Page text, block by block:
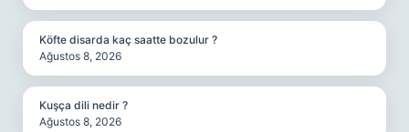
Köfte disarda kaç saatte bozulur ?
Ağustos 8, 2026
Kuşça dili nedir ?
Ağustos 8, 2026